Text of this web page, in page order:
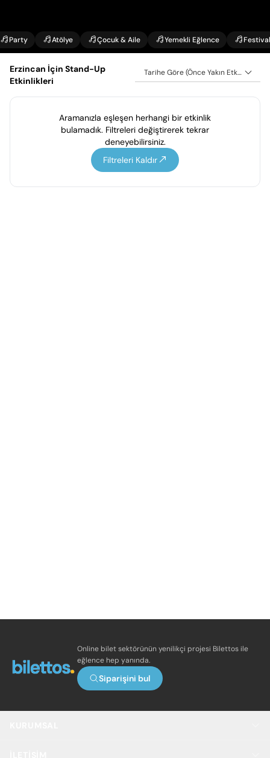
Party Atölye Çocuk & Aile Yemekli Eğlence Festival
Erzincan İçin Stand-Up
Etkinlikleri
Tarihe Göre (Önce Yakın Etkinlikler)
Aramanızla eşleşen herhangi bir etkinlik
bulamadık. Filtreleri değiştirerek tekrar
deneyebilirsiniz.
Filtreleri Kaldır
Online bilet sektörünün yenilikçi projesi Bilettos ile
eğlence hep yanında.
Siparişini bul